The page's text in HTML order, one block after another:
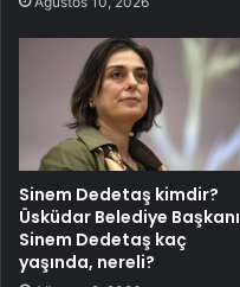
Sinem Dedetaş kimdir?
Üsküdar Belediye Başkanı
Sinem Dedetaş kaç
yaşında, nereli?